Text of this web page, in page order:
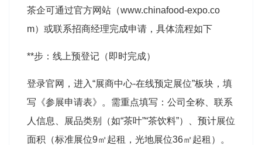
茶企可通过官方网站（www.chinafood-expo.co
m）或联系招商经理完成申请，具体流程如下
**步：线上预登记（即时完成）
登录官网，进入“展商中心-在线预定展位”板块，填
写《参展申请表》。需重点填写：公司全称、联系
人信息、展品类别（如“茶叶”“茶饮料”）、预计展位
面积（标准展位9㎡起租，光地展位36㎡起租）
。